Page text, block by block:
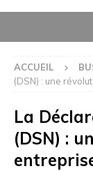
ACCUEIL
(DSN) : une
La
(DSN) :